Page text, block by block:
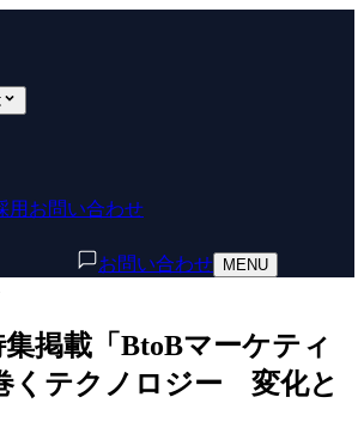
用 お問い合わせ
お問い合わせ MENU
掲載「BtoBマーケティ
くテクノロジー 変化と